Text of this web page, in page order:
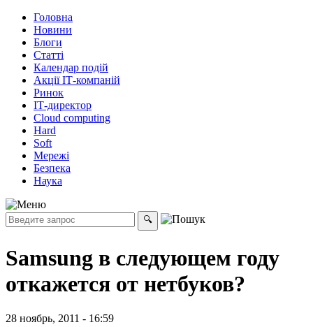
Головна
Новини
Блоги
Статті
Календар подій
Акції ІТ-компаній
Ринок
ІТ-директор
Cloud computing
Hard
Soft
Мережі
Безпека
Наука
Samsung в следующем году
откажется от нетбуков?
28 ноябрь, 2011 - 16:59